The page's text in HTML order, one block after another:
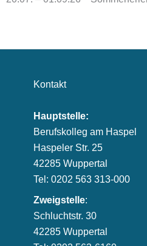
Kontakt
Hauptstelle:
Berufskolleg am Haspel
Haspeler Str. 25
42285 Wuppertal
Tel: 0202 563 313-000
Zweigstelle:
Schluchtstr. 30
42285 Wuppertal